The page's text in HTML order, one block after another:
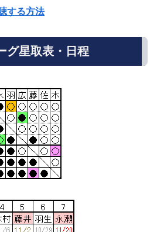
する方法
グ星取表・日程